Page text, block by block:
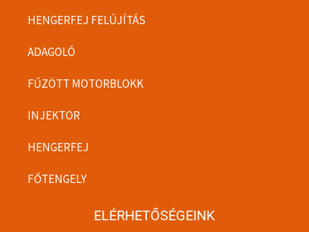
HENGERFEJ FELÚJÍTÁS
ADAGOLÓ
FŰZÖTT MOTORBLOKK
INJEKTOR
HENGERFEJ
FŐTENGELY
ELÉRHETŐSÉGEINK